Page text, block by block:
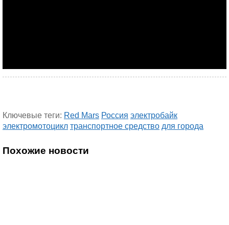
Ключевые теги: Red Mars Россия электробайк
электромотоцикл транспортное средство для города
Похожие новости